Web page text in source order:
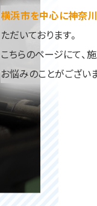
横浜市を中心に神奈
ただいております。
こちらのページにて、
お悩みのことがござい